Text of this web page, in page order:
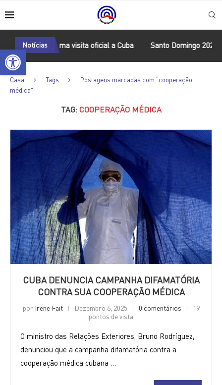
Open toolbar
Notícias
fará uma visita oficial a Cuba Santo Domingo 2026:
Casa Tags
Postagens marcadas com "cooperação
médica"
TAG: COOPERAÇÃO MÉDICA
CUBA DENUNCIA CAMPANHA DIFAMATÓRIA
CONTRA SUA COOPERAÇÃO MÉDICA
por Irene Fait Dezembro 6, 2025 0 comentários
19
pontos de vista
O ministro das Relações Exteriores, Bruno Rodríguez,
denunciou que a campanha difamatória contra a
cooperação médica cubana …